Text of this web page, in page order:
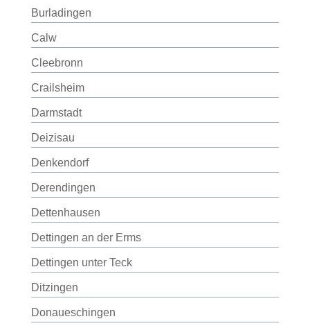
Burladingen
Calw
Cleebronn
Crailsheim
Darmstadt
Deizisau
Denkendorf
Derendingen
Dettenhausen
Dettingen an der Erms
Dettingen unter Teck
Ditzingen
Donaueschingen